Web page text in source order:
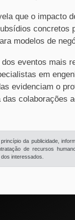
que o impacto
concretos
modelos de
eventos mais
em
evidenciam o
colaborações
da publicidade,
de recursos
interessados.